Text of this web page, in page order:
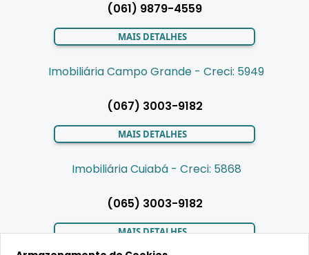
(061) 9879-4559
MAIS DETALHES
Imobiliária Campo Grande - Creci: 5949
(067) 3003-9182
MAIS DETALHES
Imobiliária Cuiabá - Creci: 5868
(065) 3003-9182
MAIS DETALHES